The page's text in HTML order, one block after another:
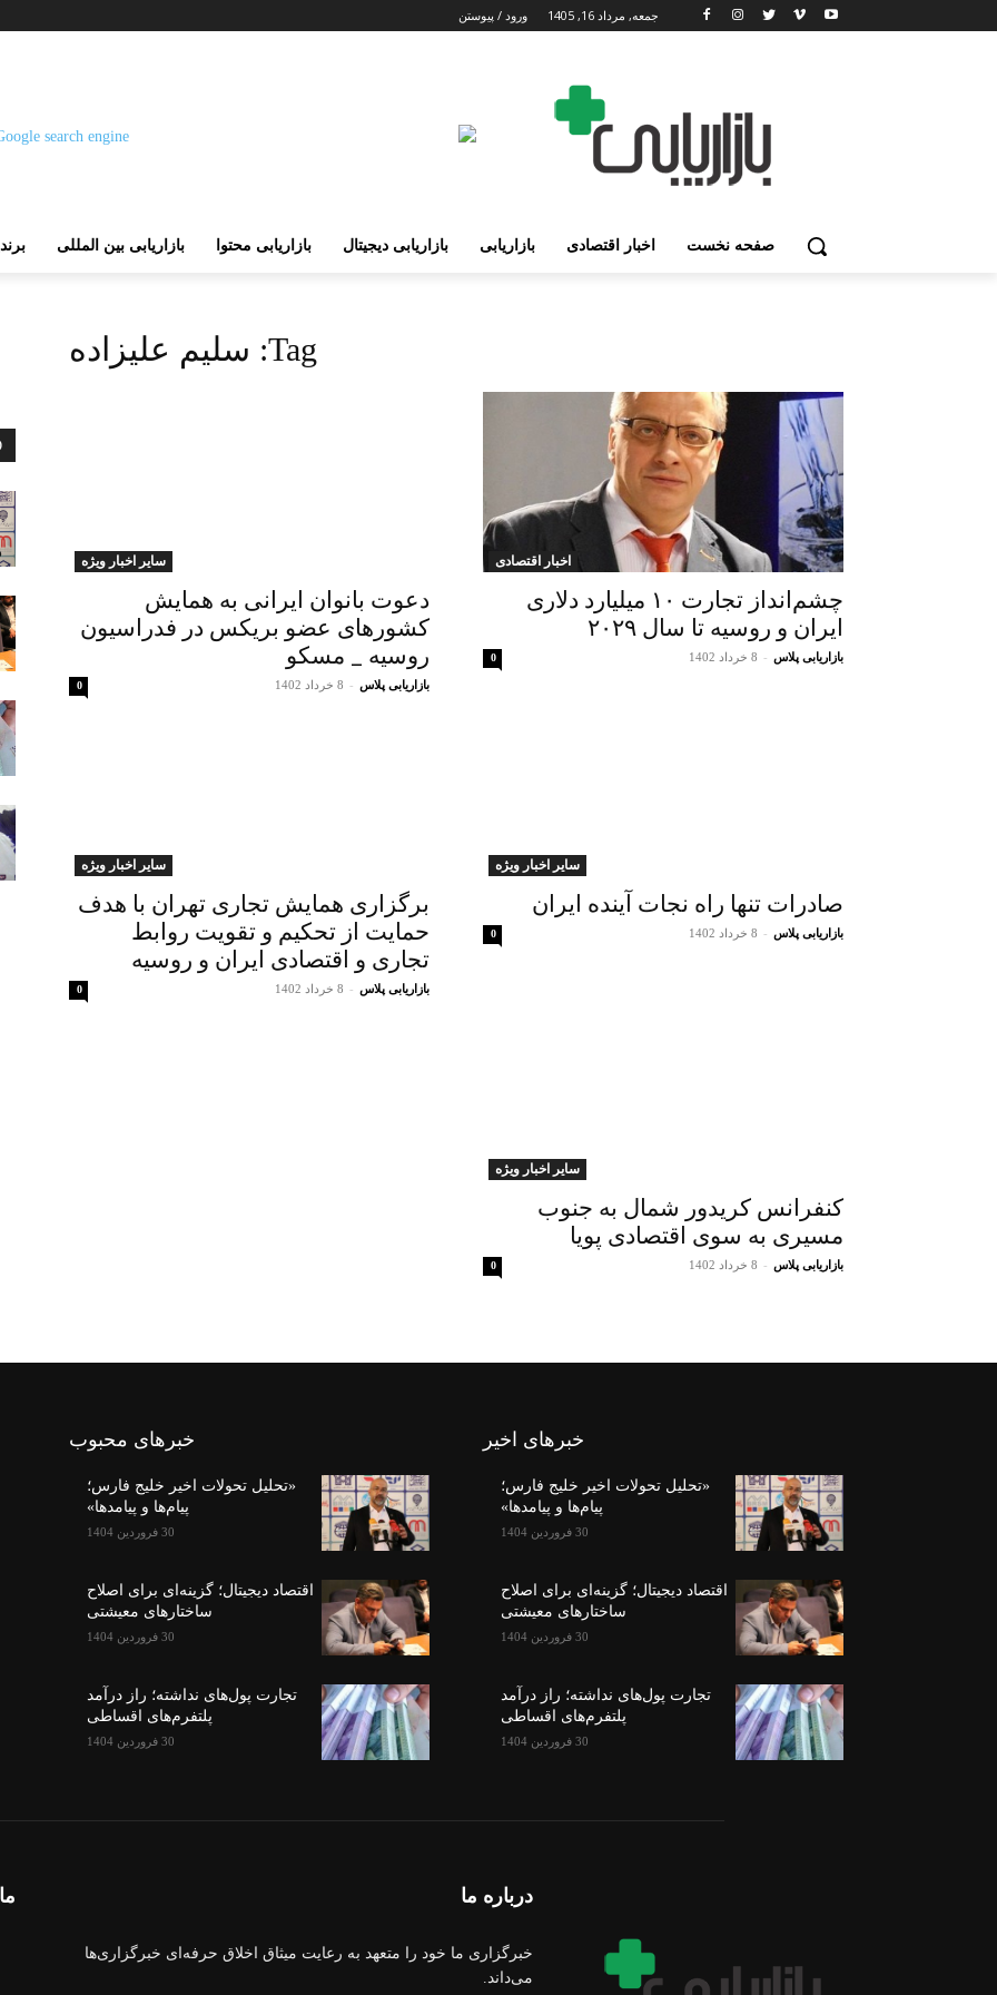
جمعه, مرداد 16, 1405 ورود / پیوستن
صفحه نخست اخبار اقتصادی بازاریابی بازاریابی دیجیتال بازاریابی محتوا بازاریابی بین المللی
Tag: سلیم علیزاده
اخبار اقتصادی
چشم‌انداز تجارت ۱۰ میلیارد دلاری
ایران و روسیه تا سال ۲۰۲۹
بازاریابی پلاس - 8 خرداد 1402 0
سایر اخبار ویژه
دعوت بانوان ایرانی به همایش
کشورهای عضو بریکس در فدراسیون
روسیه _ مسکو
بازاریابی پلاس - 8 خرداد 1402 0
سایر اخبار ویژه
صادرات تنها راه نجات آینده ایران
بازاریابی پلاس - 8 خرداد 1402 0
سایر اخبار ویژه
برگزاری همایش تجاری تهران با هدف
حمایت از تحکیم و تقویت روابط
تجاری و اقتصادی ایران و روسیه
بازاریابی پلاس - 8 خرداد 1402 0
سایر اخبار ویژه
کنفرانس کریدور شمال به جنوب
مسیری به سوی اقتصادی پویا
بازاریابی پلاس - 8 خرداد 1402 0
خبرهای اخیر
«تحلیل تحولات اخیر خلیج فارس؛
پیام‌ها و پیامدها»
30 فروردین 1404
اقتصاد دیجیتال؛ گزینه‌ای برای اصلاح
ساختارهای معیشتی
30 فروردین 1404
تجارت پول‌های نداشته؛ راز درآمد
پلتفرم‌های اقساطی
30 فروردین 1404
خبرهای محبوب
«تحلیل تحولات اخیر خلیج فارس؛
پیام‌ها و پیامدها»
30 فروردین 1404
اقتصاد دیجیتال؛ گزینه‌ای برای اصلاح
ساختارهای معیشتی
30 فروردین 1404
تجارت پول‌های نداشته؛ راز درآمد
پلتفرم‌های اقساطی
30 فروردین 1404
درباره ما
خبرگزاری ما خود را متعهد به رعایت میثاق اخلاق حرفه‌ای خبرگزاری‌ها
می‌داند.